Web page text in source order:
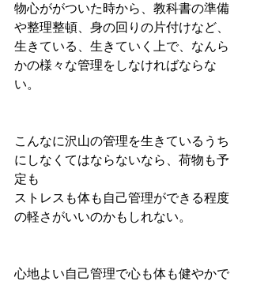
物心ががついた時から、教科書の準備
や整理整頓、身の回りの片付けなど、
生きている、生きていく上で、なんら
かの様々な管理をしなければならな
い。
こんなに沢山の管理を生きているうち
にしなくてはならないなら、荷物も予
定も
ストレスも体も自己管理ができる程度
の軽さがいいのかもしれない。
心地よい自己管理で心も体も健やかで